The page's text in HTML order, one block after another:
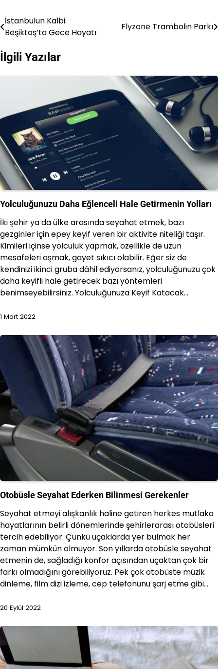
Yazı
gezinmesi
İstanbulun Kalbi:
Beşiktaş’ta Gece Hayatı
Flyzone Trambolin Parkı
İlgili Yazılar
Yolculuğunuzu Daha Eğlenceli Hale Getirmenin Yolları
İki şehir ya da ülke arasında seyahat etmek, bazı
gezginler için epey keyif veren bir aktivite niteliği taşır.
Kimileri içinse yolculuk yapmak, özellikle de uzun
mesafeleri aşmak, gayet sıkıcı olabilir. Eğer siz de
kendinizi ikinci gruba dâhil ediyorsanız, yolculuğunuzu çok
daha keyifli hale getirecek bazı yöntemleri
benimseyebilirsiniz. Yolculuğunuza Keyif Katacak…
1 Mart 2022
Otobüsle Seyahat Ederken Bilinmesi Gerekenler
Seyahat etmeyi alışkanlık haline getiren herkes mutlaka
hayatlarının belirli dönemlerinde şehirlerarası otobüsleri
tercih edebiliyor. Çünkü uçaklarda yer bulmak her
zaman mümkün olmuyor. Son yıllarda otobüsle seyahat
etmenin de, sağladığı konfor açısından uçaktan çok bir
farkı olmadığını görebiliyoruz. Pek çok otobüste müzik
dinleme, film dizi izleme, cep telefonunu şarj etme gibi…
20 Eylül 2022